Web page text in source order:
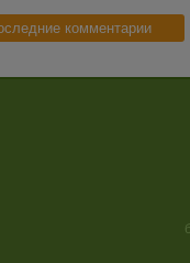
комментарии